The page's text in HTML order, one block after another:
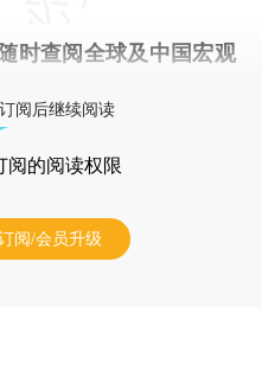
时查阅全球及中国宏观
阅后继续阅读
阅的阅读权限
阅/会员升级